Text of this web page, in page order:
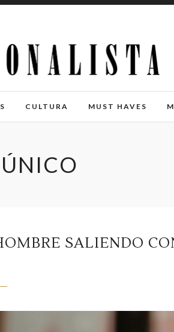
CULTURA MUST HAVES
ÚNICO
SALIENDO